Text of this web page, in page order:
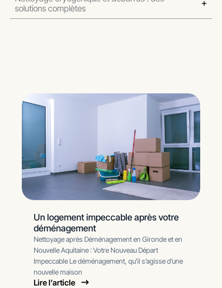
solutions complètes
Un logement impeccable après votre
déménagement
Nettoyage après Déménagement en Gironde et en
Nouvelle Aquitaine : Votre Nouveau Départ
Impeccable Le déménagement, qu’il s’agisse d’une
nouvelle maison
Lire l’article